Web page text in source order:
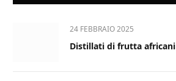
24 FEBBRAIO 2025
Distillati di frutta africani